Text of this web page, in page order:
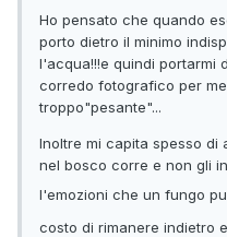
Ho pensato che quando
porto dietro il minimo
l'acqua!!!e quindi portarmi
corredo fotografico per
troppo"pesante"...
Inoltre mi capita spesso
nel bosco corre e non gli
l'emozioni che un fungo
costo di rimanere indietro